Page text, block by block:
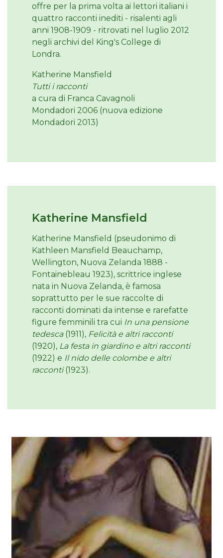
offre per la prima volta ai lettori italiani i
quattro racconti inediti - risalenti agli
anni 1908-1909 - ritrovati nel luglio 2012
negli archivi del King's College di
Londra.
Katherine Mansfield
Tutti i racconti
a cura di Franca Cavagnoli
Mondadori 2006 (nuova edizione
Mondadori 2013)
Katherine Mansfield
Katherine Mansfield (pseudonimo di
Kathleen Mansfield Beauchamp,
Wellington, Nuova Zelanda 1888 -
Fontainebleau 1923), scrittrice inglese
nata in Nuova Zelanda, è famosa
soprattutto per le sue raccolte di
racconti dominati da intense e rarefatte
figure femminili tra cui In una pensione
tedesca(1911), Felicità e altri racconti
(1920), La festa in giardino e altri racconti
(1922) e Il nido delle colombe e altri
racconti(1923).